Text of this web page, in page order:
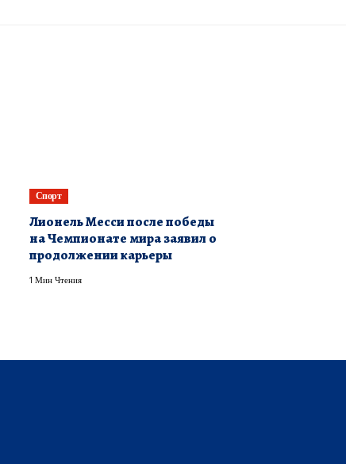
Спорт
Лионель Месси после победы
на Чемпионате мира заявил о
продолжении карьеры
1 Мин Чтения